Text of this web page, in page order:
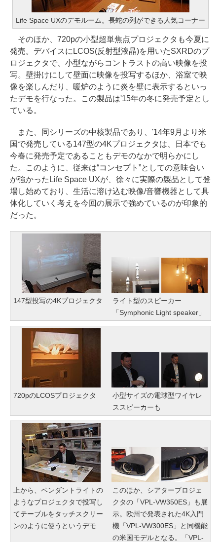
Life Space UXのデモルーム。長蛇の列ができる人気コーナー
そのほか、720pの小型超単焦点プロジェクタも今夏に
発売。デバイスにLCOS(反射型液晶)を用いたSXRDのプ
ロジェクタで、小型ながらコントラストの高い映像を投
写。壁掛けにして壁面に映像を投写するほか、浴室で映
像を楽しんだり、暖炉のように炎を壁に表示するといっ
たデモを行なった。この製品は'15年の冬に発売予定とし
ている。
また、同シリーズの中核製品であり、'14年9月より米
国で発売している147型の4Kプロジェクタは、日本でも
今春に発売予定であることもデモのなかで明らかにし
た。このように、従来は“コンセプト”としての意味合い
が強かったLife Space UXが、徐々に実際の製品として登
場し始めており、生活に溶け込む映像/音響機器として具
体化していく考えを今回の展示で強めているのが印象的
だった。
147型投写の4Kプロジェクタ
ライト型のスピーカー
「Symphonic Light speaker」
720pのLCOSプロジェクタ
小型サイズの電球型ワイヤレ
ススピーカーも
上から、ペンダントライトの
ようなプロジェクタで投写し
てテーブルをタッチスクリー
ンのように使うというデモ
このほか、シアタープロジェ
クタの「VPL-VW350ES」も展
示。欧州で発表された4K入門
機「VPL-VW300ES」と同機能
の米国モデルとなる。「VPL-